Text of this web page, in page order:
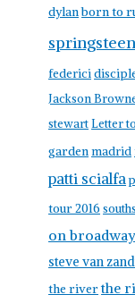
dylanborn to
federici
Jackson
stewartLetter
gardenmadrid
patti scialfa
tour 2016
on broadway
steve van
the riverthe